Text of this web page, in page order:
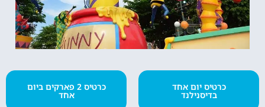
כרטיס יום אחד
בדיסנילנד
כרטיס 2 פארקים ביום
אחד